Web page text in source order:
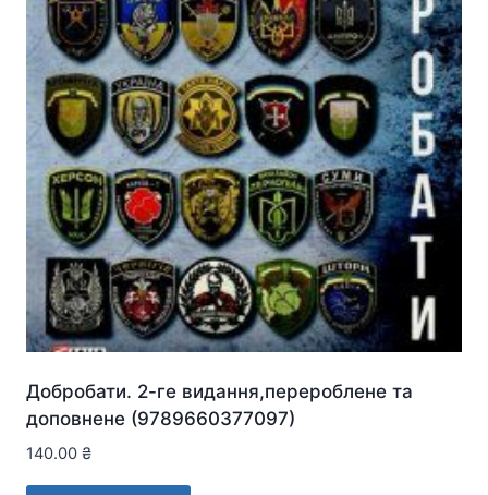
Добробати. 2-ге видання,перероблене та
доповнене (9789660377097)
140.00 ₴